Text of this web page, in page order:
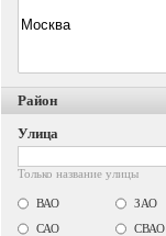
Район
Улица
Только название улицы
ВАО
ЗАО
САО
СВАО